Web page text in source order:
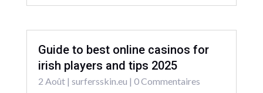
Guide to best online casinos for
irish players and tips 2025
2 Août| surfersskin.eu | 0 Commentaires